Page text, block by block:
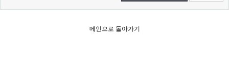
메인으로 돌아가기